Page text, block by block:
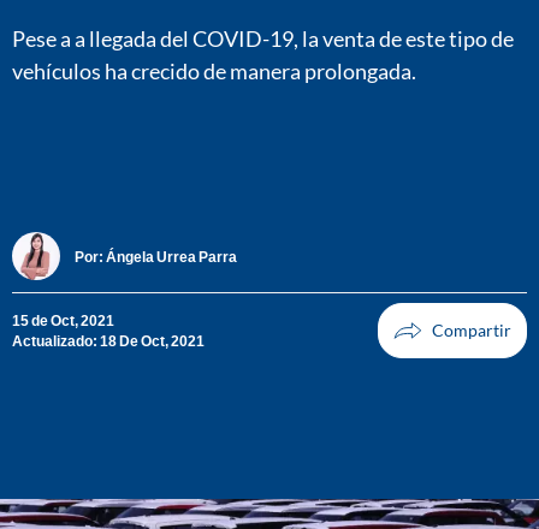
Pese a a llegada del COVID-19, la venta de este tipo de
vehículos ha crecido de manera prolongada.
Por: Ángela Urrea Parra
15 de Oct, 2021
Actualizado: 18 De Oct, 2021